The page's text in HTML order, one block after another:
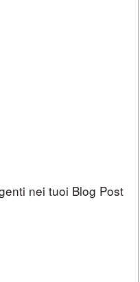
nei tuoi Blog Post